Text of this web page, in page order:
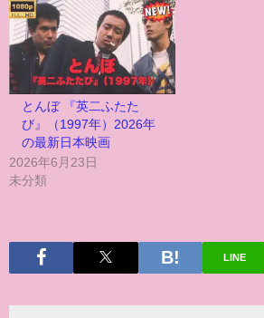
とんぼ 『英二ふたた
び』（1997年）2026年
の最新日本映画
2026年6月23日
未分類
LINE